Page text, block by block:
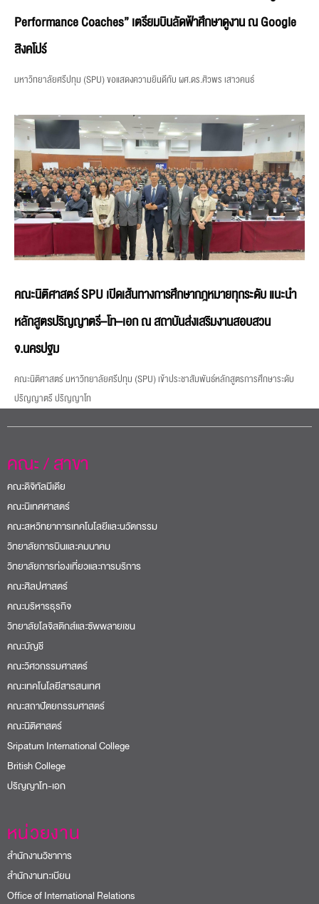
Performance Coaches” เตรียมบินลัดฟ้าศึกษาดูงาน ณ Google
สิงคโปร์
มหาวิทยาลัยศรีปทุม (SPU) ขอแสดงความยินดีกับ ผศ.ดร.ศิวพร เสาวคนธ์
คณะนิติศาสตร์ SPU เปิดเส้นทางการศึกษากฎหมายทุกระดับ แนะนำ
หลักสูตรปริญญาตรี–โท–เอก ณ สถาบันส่งเสริมงานสอบสวน
จ.นครปฐม
คณะนิติศาสตร์ มหาวิทยาลัยศรีปทุม (SPU) เข้าประชาสัมพันธ์หลักสูตรการศึกษาระดับ
ปริญญาตรี ปริญญาโท
คณะ / สาขา
คณะดิจิทัลมีเดีย
คณะนิเทศศาสตร์
คณะสหวิทยาการเทคโนโลยีและนวัตกรรม
วิทยาลัยการบินและคมนาคม
วิทยาลัยการท่องเที่ยวและการบริการ
คณะศิลปศาสตร์
คณะบริหารธุรกิจ
วิทยาลัยโลจิสติกส์และซัพพลายเชน
คณะบัญชี
คณะวิศวกรรมศาสตร์
คณะเทคโนโลยีสารสนเทศ
คณะสถาปัตยกรรมศาสตร์
คณะนิติศาสตร์
Sripatum International College
British College
ปริญญาโท-เอก
หน่วยงาน
สำนักงานวิชาการ
สำนักงานทะเบียน
Office of International Relations